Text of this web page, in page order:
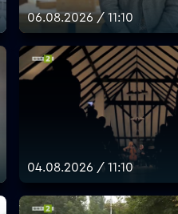
06.08.2026 / 11:10
04.08.2026 / 11:10